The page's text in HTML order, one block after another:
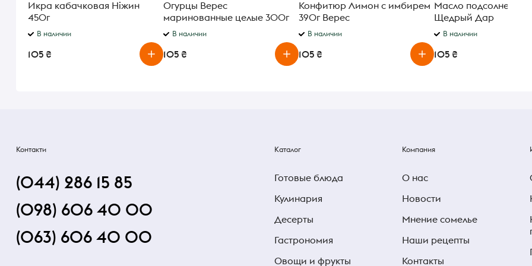
Икра кабачковая Ніжин
450г
В наличии
105 ₴
Огурцы Верес
маринованные целые 300г
с/бВ наличии
105 ₴
Конфитюр Лимон с имбирем
390г Верес
В наличии
105 ₴
Масло подсолнечное
Щедрый Дар
рафинированное
В наличии
105 ₴
Контакти
(044) 286 15 85
(098) 606 40 00
(063) 606 40 00
Каталог
Готовые блюда
Кулинария
Десерты
Гастрономия
Овощи и фрукты
Компания
О нас
Новости
Мнение сомелье
Наши рецепты
Контакты